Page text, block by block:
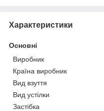
Характеристики
Основні
Виробник
Країна виробник
Вид взуття
Вид устілки
Застібка